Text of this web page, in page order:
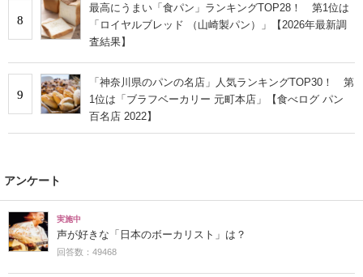
8
最高にうまい「食パン」ランキングTOP28！ 第1位は
「ロイヤルブレッド （山崎製パン）」【2026年最新調
査結果】
9
「神奈川県のパンの名店」人気ランキングTOP30！ 第
1位は「ブラフベーカリー 元町本店」【食べログ パン
百名店 2022】
アンケート
実施中
声が好きな「日本のボーカリスト」は？
回答数：49468